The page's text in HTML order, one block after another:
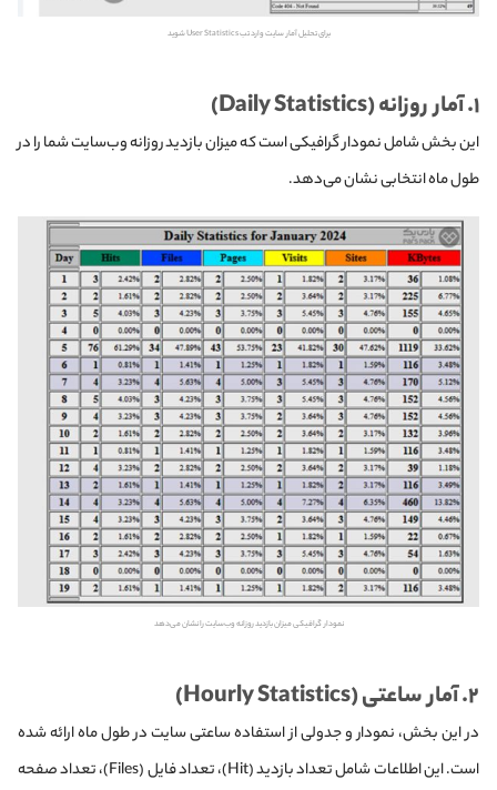
برای تحلیل آمار سایت وارد تب User Statistics شوید
۱. آمار روزانه (Daily Statistics)
این بخش شامل نمودار گرافیکی است که میزان بازدید روزانه وب‌سایت شما را در
طول ماه انتخابی نشان می‌دهد.
نمودار گرافیکی میزان بازدید روزانه وب‌سایت را نشان می‌دهد
۲. آمار ساعتی (Hourly Statistics)
در این بخش، نمودار و جدولی از استفاده ساعتی سایت در طول ماه ارائه شده
است. این اطلاعات شامل تعداد بازدید (Hit)، تعداد فایل (Files)، تعداد صفحه